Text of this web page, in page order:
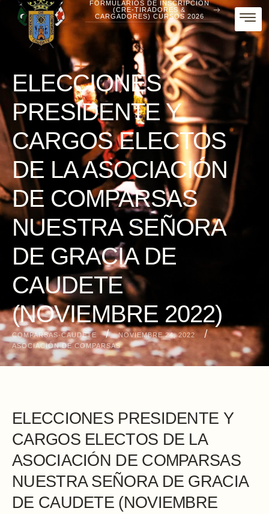
FORMULARIOS DE INSCRIPCIÓN
(CRE-TIRADORES &
CARGADORES) CURSOS 2026
ELECCIONES
PRESIDENTE Y
CARGOS ELECTOS
DE LA ASOCIACIÓN
DE COMPARSAS
NUESTRA SEÑORA
DE GRACIA DE
CAUDETE
(NOVIEMBRE 2022)
COMPARSAS-CAUDETE / NOVIEMBRE 24, 2022 /
ASOCIACIÓN DE COMPARSAS
ELECCIONES PRESIDENTE Y
CARGOS ELECTOS DE LA
ASOCIACIÓN DE COMPARSAS
NUESTRA SEÑORA DE GRACIA
DE CAUDETE (NOVIEMBRE